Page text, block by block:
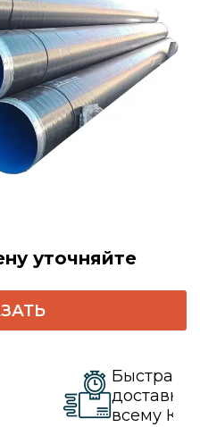
уточняйте
Быстрая
доставка
всему КЗ